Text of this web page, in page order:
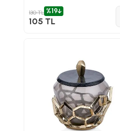
130 TL %19
105 TL